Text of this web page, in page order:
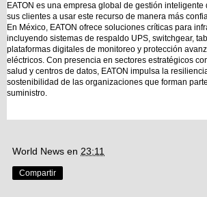
EATON es una empresa global de gestión
sus clientes a usar este recurso de manera más
En México, EATON ofrece soluciones críticas para
incluyendo sistemas de respaldo UPS, switchgear,
plataformas digitales de monitoreo y protección
eléctricos. Con presencia en sectores estratégicos
salud y centros de datos, EATON impulsa la
sostenibilidad de las organizaciones que forman
suministro.
World News en 23:11
Compartir